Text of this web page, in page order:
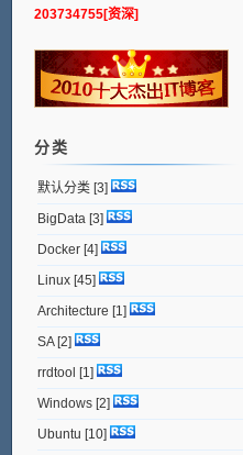
203734755[资深]
分类
默认分类[3]
BigData [3]
Docker[4]
Linux[45]
Architecture [1]
SA[2]
rrdtool [1]
Windows[2]
Ubuntu [10]